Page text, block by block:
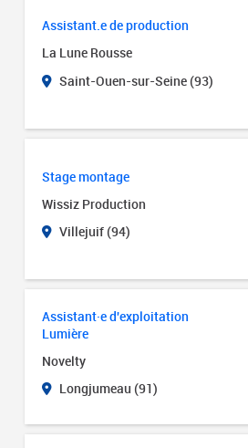
Assistant.e de production
La Lune Rousse
Saint-Ouen-sur-Seine (93)
Stage montage
Wissiz Production
Villejuif (94)
Assistant·e d'exploitation
Lumière
Novelty
Longjumeau (91)